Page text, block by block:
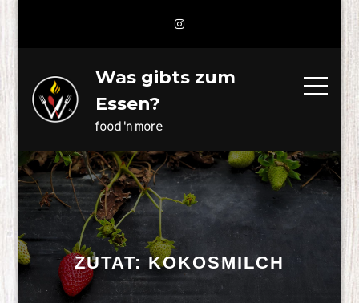
Was gibts zum
Essen?
food 'n more
ZUTAT: KOKOSMILCH